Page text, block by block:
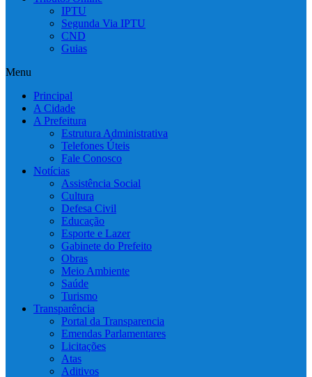
IPTU
Segunda Via IPTU
CND
Guias
Menu
Principal
A Cidade
A Prefeitura
Estrutura Administrativa
Telefones Úteis
Fale Conosco
Notícias
Assistência Social
Cultura
Defesa Civil
Educação
Esporte e Lazer
Gabinete do Prefeito
Obras
Meio Ambiente
Saúde
Turismo
Transparência
Portal da Transparencia
Emendas Parlamentares
Licitações
Atas
Aditivos